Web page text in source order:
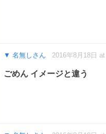
名無しさん 2016年8月18日
ごめん イメージと違う